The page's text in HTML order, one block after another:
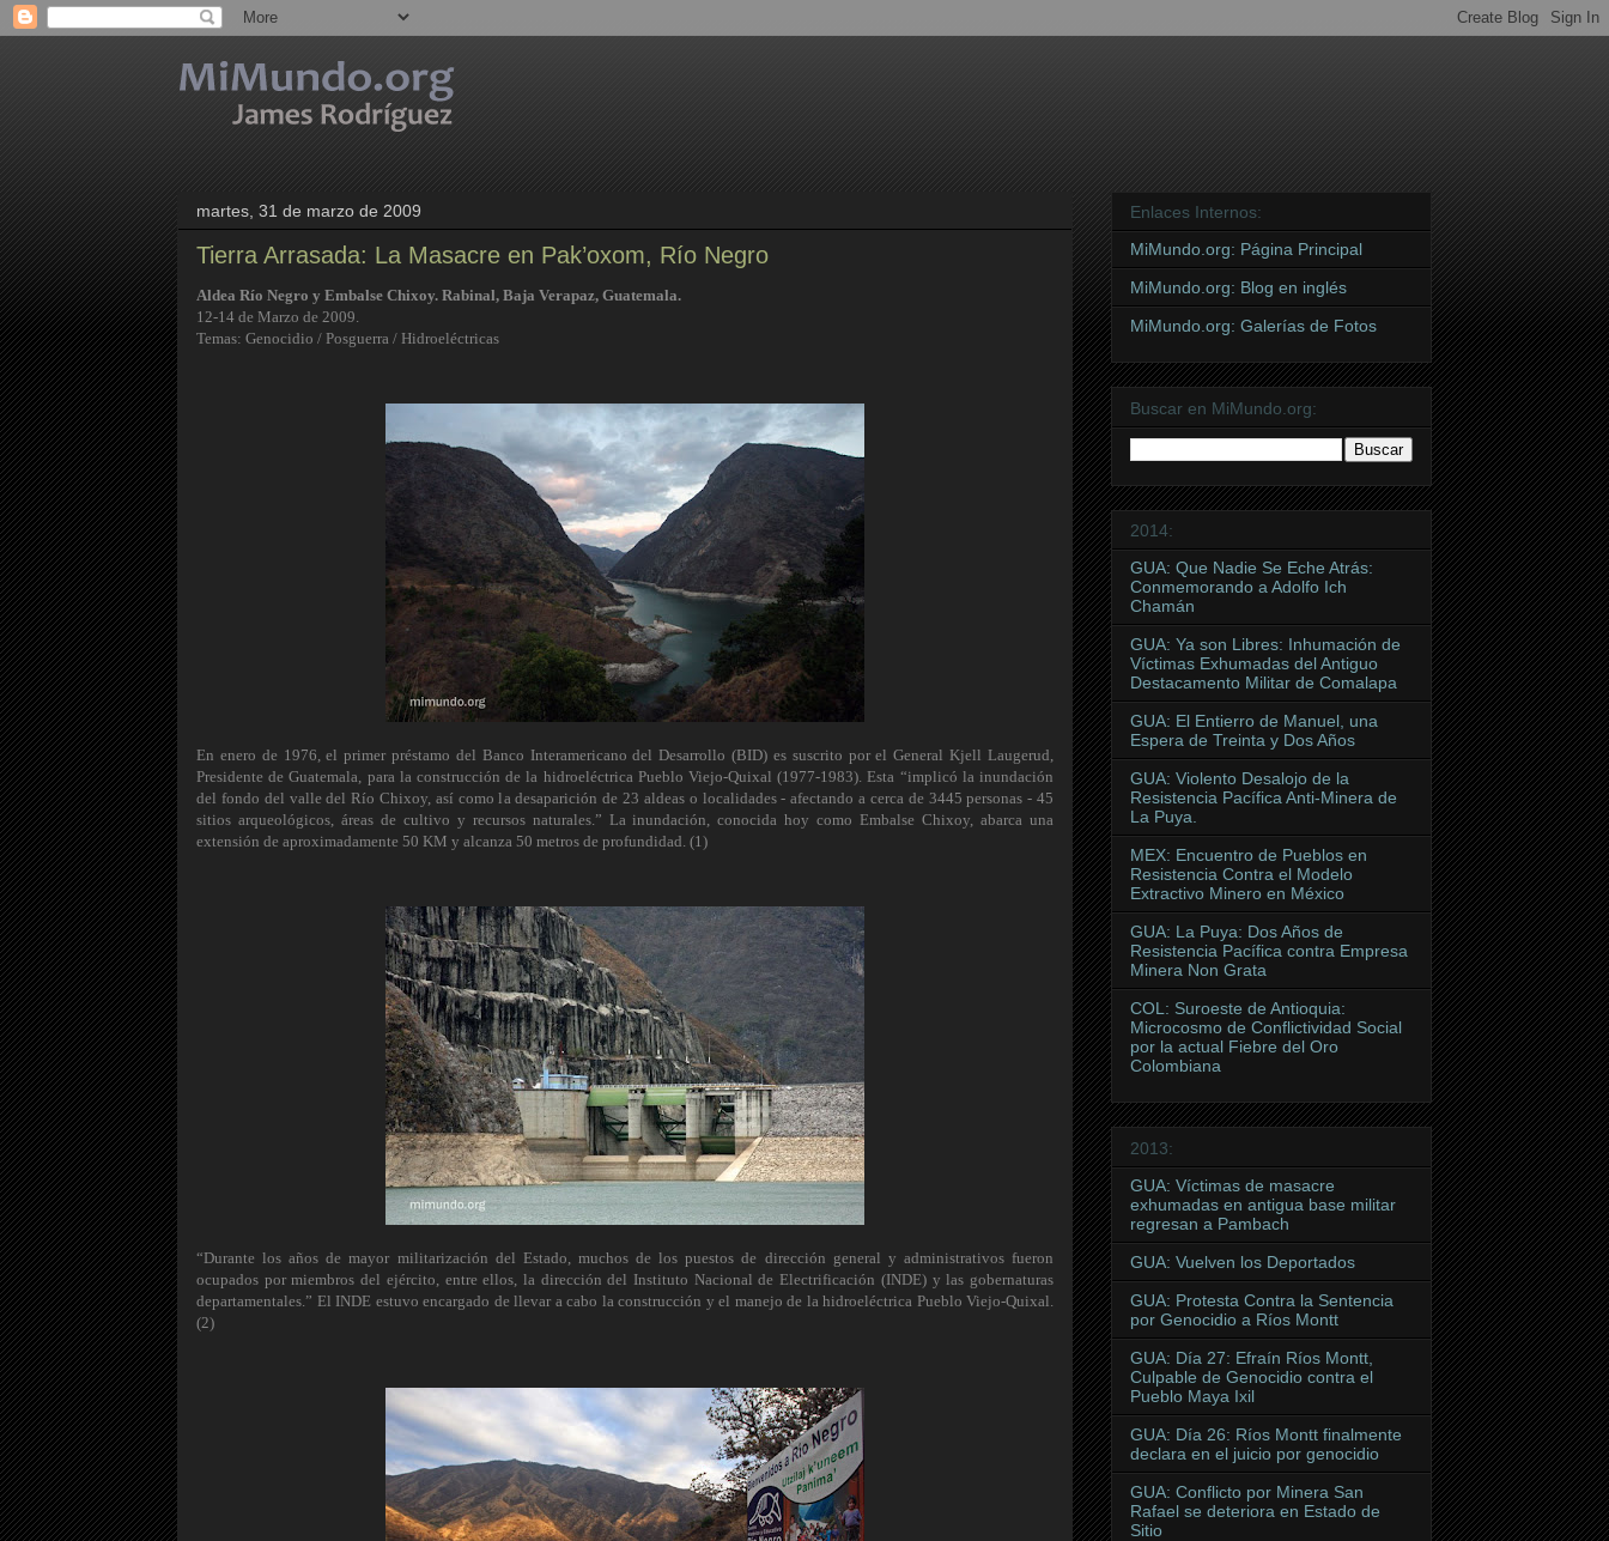
martes, 31 de marzo de 2009
Tierra Arrasada: La Masacre en Pak’oxom, Río Negro
Aldea Río Negro y Embalse Chixoy. Rabinal, Baja Verapaz, Guatemala.
12-14 de Marzo de 2009.
Temas: Genocidio / Posguerra / Hidroeléctricas
En enero de 1976, el primer préstamo del Banco Interamericano del Desarrollo (BID) es suscrito por el General Kjell Laugerud,
Presidente de Guatemala, para la construcción de la hidroeléctrica Pueblo Viejo-Quixal (1977-1983). Esta “implicó la inundación
del fondo del valle del Río Chixoy, así como la desaparición de 23 aldeas o localidades - afectando a cerca de 3445 personas - 45
sitios arqueológicos, áreas de cultivo y recursos naturales.” La inundación, conocida hoy como Embalse Chixoy, abarca una
extensión de aproximadamente 50 KM y alcanza 50 metros de profundidad. (1)
“Durante los años de mayor militarización del Estado, muchos de los puestos de dirección general y administrativos fueron
ocupados por miembros del ejército, entre ellos, la dirección del Instituto Nacional de Electrificación (INDE) y las gobernaturas
departamentales.” El INDE estuvo encargado de llevar a cabo la construcción y el manejo de la hidroeléctrica Pueblo Viejo-Quixal.
(2)
Enlaces Internos:
MiMundo.org: Página Principal
MiMundo.org: Blog en inglés
MiMundo.org: Galerías de Fotos
Buscar en MiMundo.org:
2014:
GUA: Que Nadie Se Eche Atrás:
Conmemorando a Adolfo Ich
Chamán
GUA: Ya son Libres: Inhumación de
Víctimas Exhumadas del Antiguo
Destacamento Militar de Comalapa
GUA: El Entierro de Manuel, una
Espera de Treinta y Dos Años
GUA: Violento Desalojo de la
Resistencia Pacífica Anti-Minera de
La Puya.
MEX: Encuentro de Pueblos en
Resistencia Contra el Modelo
Extractivo Minero en México
GUA: La Puya: Dos Años de
Resistencia Pacífica contra Empresa
Minera Non Grata
COL: Suroeste de Antioquia:
Microcosmo de Conflictividad Social
por la actual Fiebre del Oro
Colombiana
2013:
GUA: Víctimas de masacre
exhumadas en antigua base militar
regresan a Pambach
GUA: Vuelven los Deportados
GUA: Protesta Contra la Sentencia
por Genocidio a Ríos Montt
GUA: Día 27: Efraín Ríos Montt,
Culpable de Genocidio contra el
Pueblo Maya Ixil
GUA: Día 26: Ríos Montt finalmente
declara en el juicio por genocidio
GUA: Conflicto por Minera San
Rafael se deteriora en Estado de
Sitio